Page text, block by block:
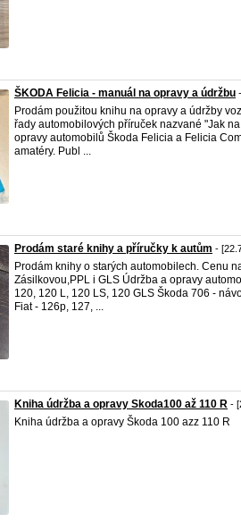
ŠKODA Felicia - manuál na opravy a údržbu
Prodám použitou knihu na opravy a údržby
řady automobilových příruček nazvané "Jak
opravy automobilů Škoda Felicia a Felicia
amatéry. Publ ...
Prodám staré knihy a příručky k autům -
Prodám knihy o starých automobilech. Cenu
Zásilkovou,PPL i GLS Údržba a opravy
120, 120 L, 120 LS, 120 GLS Škoda 706 -
Fiat - 126p, 127, ...
Kniha údržba a opravy Skoda100 až 110 R -
Kniha údržba a opravy Škoda 100 azz 110 R